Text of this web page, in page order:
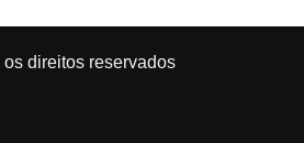
direitos reservados